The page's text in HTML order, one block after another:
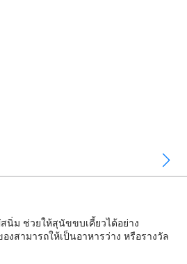
นิ่ม ช่วยให้สุนัขขบเคี้ยวได้อย่าง
สามารถให้เป็นอาหารว่าง หรือรางวัล